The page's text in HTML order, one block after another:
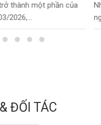
tư tưởng tốt cho con
ĐỐI TÁC